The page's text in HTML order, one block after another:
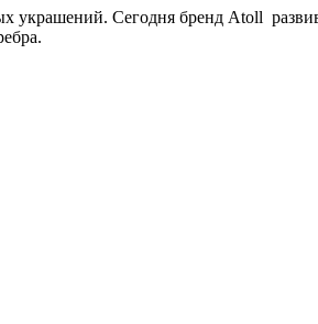
Сегодня бренд Atoll